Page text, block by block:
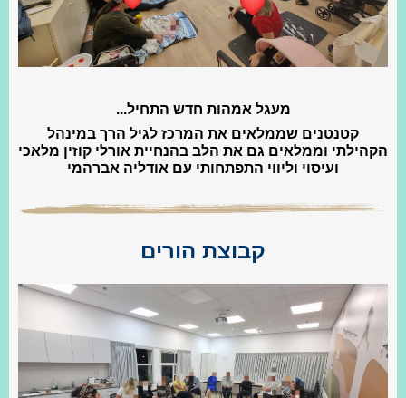
מעגל אמהות חדש התחיל...
קטנטנים שממלאים את המרכז לגיל הרך במינהל
הקהילתי וממלאים גם את ה️לב בהנחיית אורלי קוזין מלאכי
ועיסוי וליווי התפתחותי עם אודליה אברהמי
קבוצת הורים